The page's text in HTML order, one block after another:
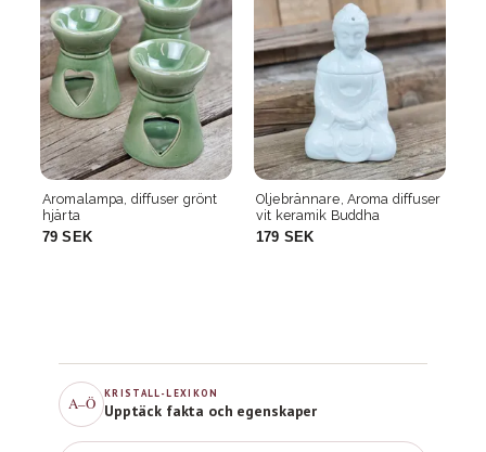
A–Ö
KRISTALL-LEXIKON
Upptäck fakta och egenskaper
Oljebrännare, Aroma diffuser
vit keramik Buddha
179 SEK
Aromalampa diffuser,
Universe
599 SEK